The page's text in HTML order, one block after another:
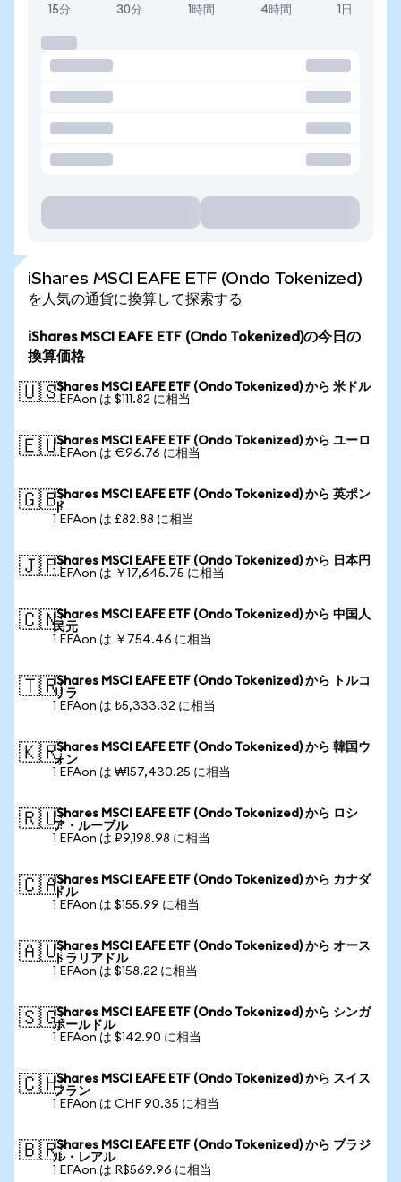
15分 30分 1時間 4時間 1日
iShares MSCI EAFE ETF (Ondo Tokenized)
を人気の通貨に換算して探索する
iShares MSCI EAFE ETF (Ondo Tokenized)の今日の
換算価格
🇺🇸iShares MSCI EAFE ETF (Ondo Tokenized) から 米ドル
1 EFAon は $111.82 に相当
🇪🇺iShares MSCI EAFE ETF (Ondo Tokenized) から ユーロ
1 EFAon は €96.76 に相当
🇬🇧iShares MSCI EAFE ETF (Ondo Tokenized) から 英ポン
ド
1 EFAon は £82.88 に相当
🇯🇵iShares MSCI EAFE ETF (Ondo Tokenized) から 日本円
1 EFAon は ￥17,645.75 に相当
🇨🇳iShares MSCI EAFE ETF (Ondo Tokenized) から 中国人
民元
1 EFAon は ￥754.46 に相当
🇹🇷iShares MSCI EAFE ETF (Ondo Tokenized) から トルコ
リラ
1 EFAon は ₺5,333.32 に相当
🇰🇷iShares MSCI EAFE ETF (Ondo Tokenized) から 韓国ウ
ォン
1 EFAon は ₩157,430.25 に相当
🇷🇺iShares MSCI EAFE ETF (Ondo Tokenized) から ロシ
ア・ルーブル
1 EFAon は ₽9,198.98 に相当
🇨🇦iShares MSCI EAFE ETF (Ondo Tokenized) から カナダ
ドル
1 EFAon は $155.99 に相当
🇦🇺iShares MSCI EAFE ETF (Ondo Tokenized) から オース
トラリアドル
1 EFAon は $158.22 に相当
🇸🇬iShares MSCI EAFE ETF (Ondo Tokenized) から シンガ
ポールドル
1 EFAon は $142.90 に相当
🇨🇭iShares MSCI EAFE ETF (Ondo Tokenized) から スイス
フラン
1 EFAon は CHF 90.35 に相当
🇧🇷iShares MSCI EAFE ETF (Ondo Tokenized) から ブラジ
ル・レアル
1 EFAon は R$569.96 に相当